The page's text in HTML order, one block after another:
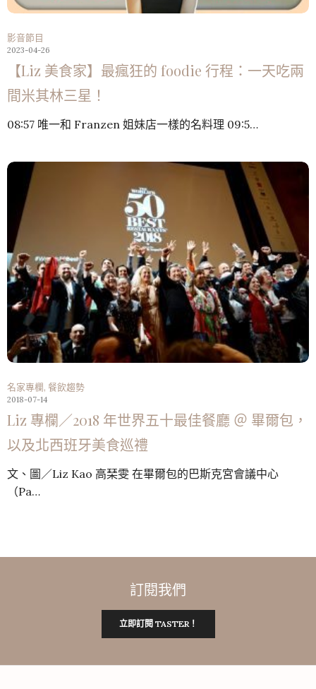
影音節目
2023-04-26
【Liz 美食家】最瘋狂的 foodie 行程：一天吃兩
間米其林三星！
08:57 唯一和 Franzen 姐妹店一樣的名料理 09:5…
名家專欄, 餐飲趨勢
2018-07-14
Liz 專欄／2018 年世界五十最佳餐廳 ＠ 畢爾包，
以及北西班牙美食巡禮
文、圖／Liz Kao 高琹雯 在畢爾包的巴斯克宮會議中心
（Pa…
訂閱我們
立即訂閱 TASTER！